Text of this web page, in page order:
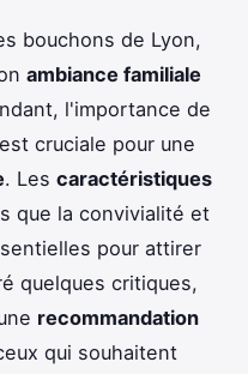
bouchons de Lyon,
ambiance familiale
l'importance de
cruciale pour une
. Les caractéristiques
que la convivialité et
pour attirer
quelques critiques,
recommandation
qui souhaitent